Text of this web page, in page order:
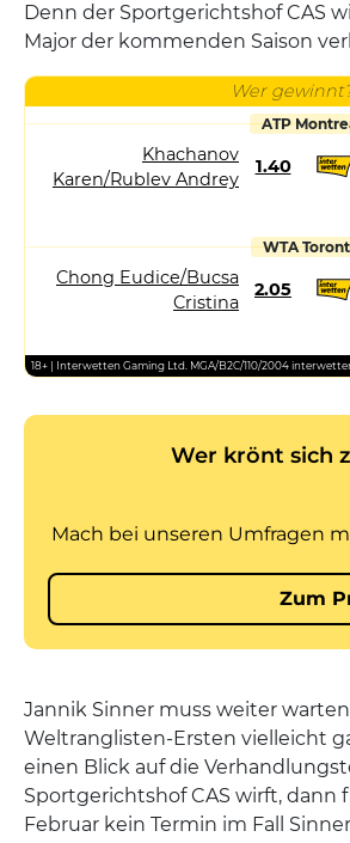
Denn der Sportgerichtshof CAS
Major der kommenden Saison
Wer
ATP
Khachanov
Karen/Rublev Andrey
1.40
WTA
Chong Eudice/Bucsa
Cristina
2.05
18+ | Interwetten Gaming Ltd. MGA/B2C/110/2004
Jannik Sinner muss weiter
Weltranglisten-Ersten vielleicht
einen Blick auf die
Sportgerichtshof CAS wirft,
Februar kein Termin im Fall